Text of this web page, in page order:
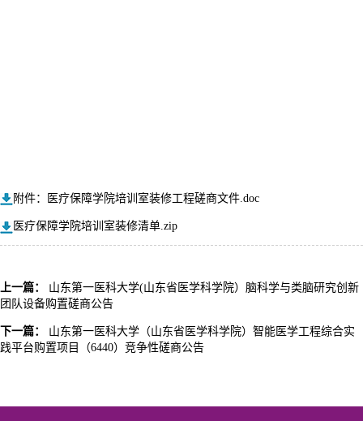
附件：医疗保障学院培训室装修工程磋商文件.doc
医疗保障学院培训室装修清单.zip
上一篇：
山东第一医科大学(山东省医学科学院）脑科学与类脑研究创新
团队设备购置磋商公告
下一篇：
山东第一医科大学（山东省医学科学院）智能医学工程综合实
践平台购置项目（6440）竞争性磋商公告